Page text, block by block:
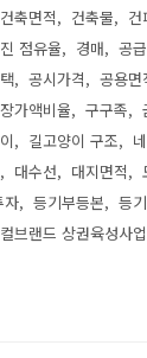
건축면적 건축물
건
점유율
경매
공
공시가격
공용면
가액비율
구구족
길고양이 구조
대수선 대지면적
자
등기부등본
등
브랜드 상권육성사업